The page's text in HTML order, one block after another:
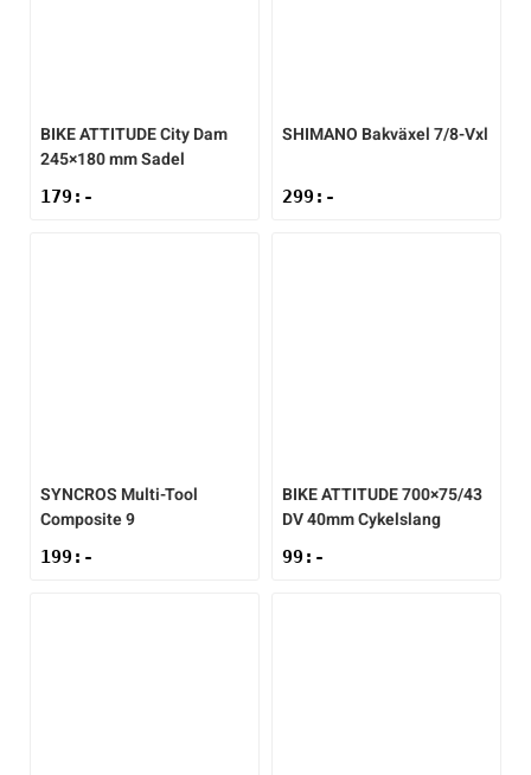
BIKE ATTITUDECity Dam
245×180 mm Sadel
179 :-
SHIMANO Bakväxel 7/8-Vxl
299 :-
SYNCROS Multi-Tool
Composite 9
199 :-
BIKE ATTITUDE700×75/43
DV 40mm Cykelslang
99 :-